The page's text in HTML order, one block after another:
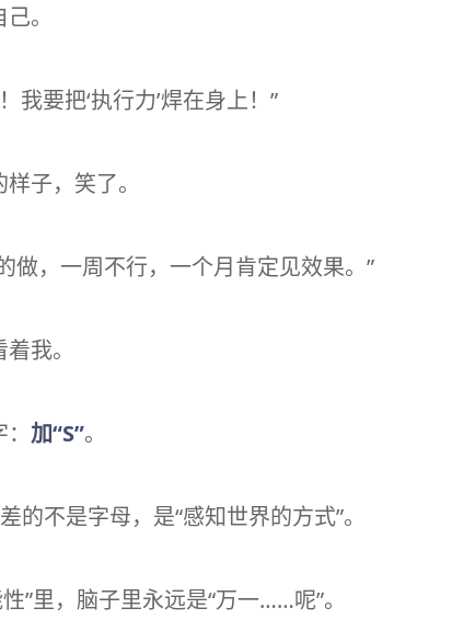
。
我要把‘执行力’焊在身上！”
子，笑了。
做，一周不行，一个月肯定见效果。”
我。
加“S”。
的不是字母，是“感知世界的方式”。
”里，脑子里永远是“万一……呢”。